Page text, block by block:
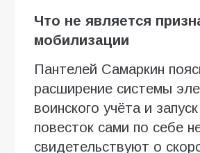
Что не является
мобилизации
Пантелей Самаркин
расширение системы
воинского учёта и
повесток сами по себе
свидетельствуют о